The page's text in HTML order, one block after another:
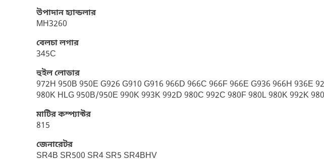
উপাদান হ্যান্ডলার
MH3260
বেলচা লগার
345C
হুইল লোডার
972H 950B 950E G926 G910 G916 966D 966C 966F 966E G936 966H 936E
980K HLG 950B/950E 990K 993K 992D 980C 992C 980F 980L 980K 992K
মাটির কম্প্যাক্টর
815
জেনারেটর
SR4B SR500 SR4 SR5 SR4BHV